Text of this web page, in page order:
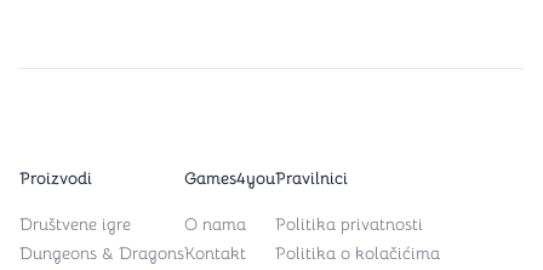
Proizvodi
Društvene igre
Dungeons & Dragons
Games4you
O nama
Kontakt
Pravilnici
Politika privatnosti
Politika o kolačićima